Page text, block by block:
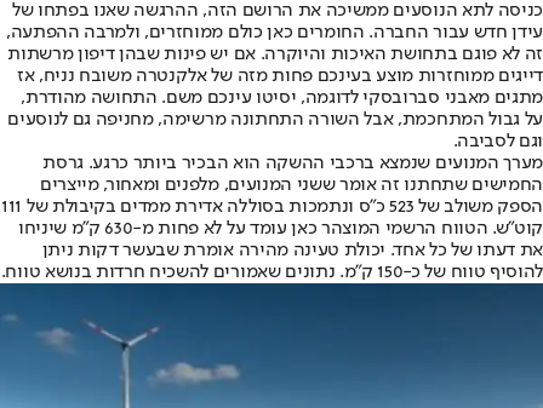
כניסה לתא הנוסעים ממשיכה את הרושם הזה, ההרגשה שאנו בפתחו של
עידן חדש עבור החברה. החומרים כאן כולם ממוחזרים, ולמרבה ההפתעה,
זה לא פוגם בתחושת האיכות והיוקרה. אם יש פינות שבהן דיפון מרשתות
דייגים ממוחזרות מוצע בעינכם פחות מזה של אלקנטרה משובח נניח, אז
מתגים מאבני סברובסקי לדוגמה, יסיטו עינכם משם. התחושה מהודרת,
על גבול המתחכמת, אבל השורה התחתונה מרשימה, מחניפה גם לנוסעים
וגם לסביבה.
מערך המנועים שנמצא ברכבי ההשקה הוא הבכיר ביותר כרגע. גרסת
החמישים שתחתנו זה אומר ששני המנועים, מלפנים ומאחור, מייצרים
הספק משולב של 523 כ”ס ונתמכות בסוללה אדירת ממדים בקיבולת של 111
קוט”ש. הטווח הרשמי המוצהר כאן עומד על לא פחות מ-630 ק”מ שיניחו
את דעתו של כל אחד. יכולת טעינה מהירה אומרת שבעשר דקות ניתן
להוסיף טווח של כ-150 ק”מ. נתונים שאמורים להשכיח חרדות בנושא טווח.